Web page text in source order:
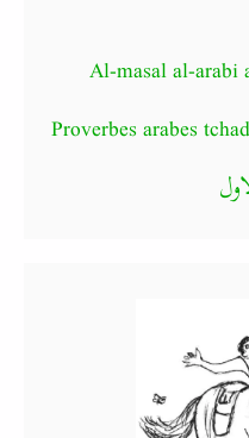
Al-masal al-
Proverbes arabes